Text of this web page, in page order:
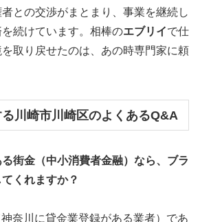
との交渉がまとまり、事業を継続し
続けています。相棒のエブリイで仕
取り戻せたのは、あの時専門家に頼
川崎市川崎区のよくあるQ&A
街金（中小消費者金融）なら、ブラ
くれますか？
奈川に貸金業登録がある業者）であ